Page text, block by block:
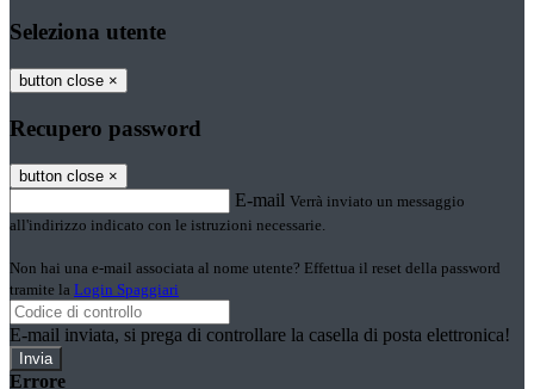
Seleziona utente
button close ×
Recupero password
button close ×
E-mail Verrà inviato un messaggio
all'indirizzo indicato con le istruzioni necessarie.
Non hai una e-mail associata al nome utente? Effettua il reset della password
tramite la Login Spaggiari
E-mail inviata, si prega di controllare la casella di posta elettronica!
Errore